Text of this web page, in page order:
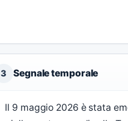
3 Segnale temporale
Il 9 maggio 2026 è stata